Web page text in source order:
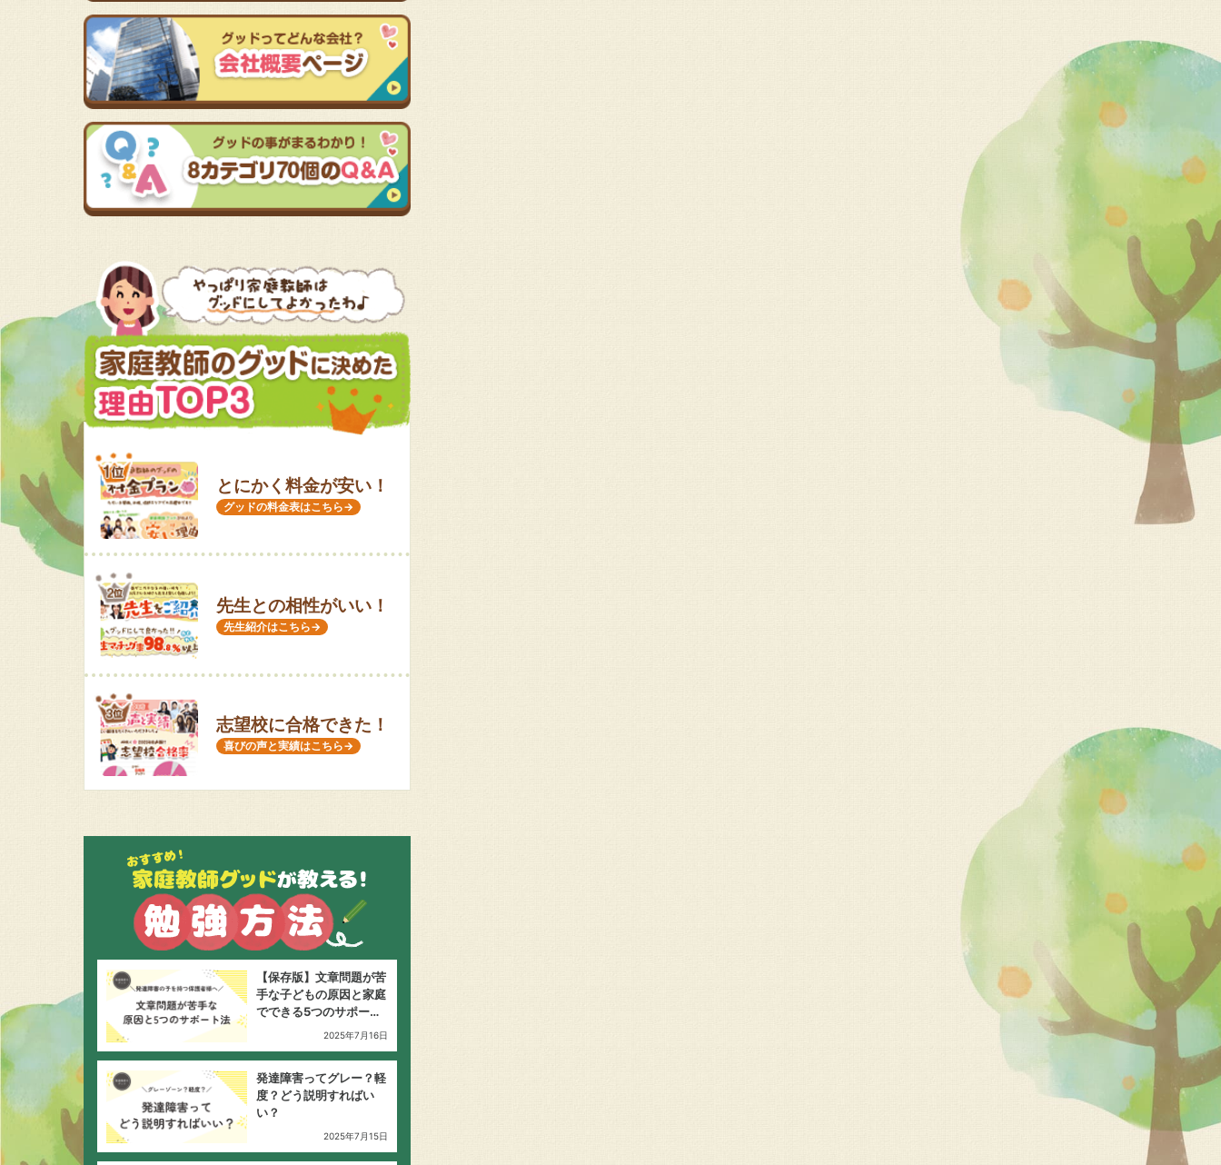
とにかく料金が安い！
グッドの料金表はこちら→
先生との相性がいい！
先生紹介はこちら→
志望校に合格できた！
喜びの声と実績はこちら→
【保存版】文章問題が苦
手な子どもの原因と家庭
でできる5つのサポート
2025年7月16日
発達障害ってグレー？軽
度？どう説明すればい
い？
2025年7月15日